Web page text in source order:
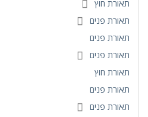
תאורת חוץ
תאורת פנים
תאורת פנים
תאורת פנים
תאורת חוץ
תאורת פנים
תאורת פנים